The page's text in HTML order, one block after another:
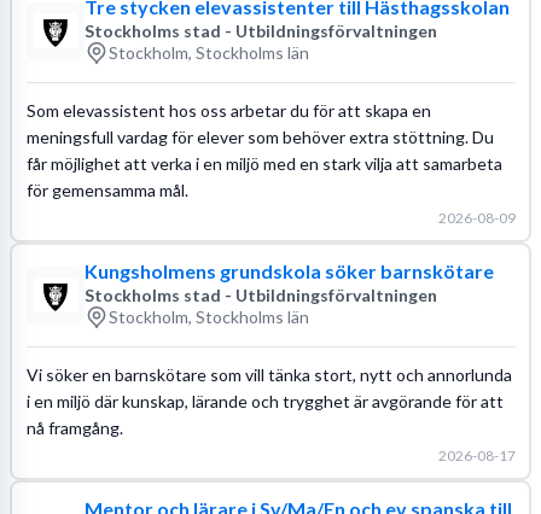
Tre stycken elevassistenter till Hästhagsskolan
Stockholms stad - Utbildningsförvaltningen
Stockholm, Stockholms län
Som elevassistent hos oss arbetar du för att skapa en
meningsfull vardag för elever som behöver extra stöttning. Du
får möjlighet att verka i en miljö med en stark vilja att samarbeta
för gemensamma mål.
2026-08-09
Kungsholmens grundskola söker barnskötare
Stockholms stad - Utbildningsförvaltningen
Stockholm, Stockholms län
Vi söker en barnskötare som vill tänka stort, nytt och annorlunda
i en miljö där kunskap, lärande och trygghet är avgörande för att
nå framgång.
2026-08-17
Mentor och lärare i Sv/Ma/En och ev spanska till